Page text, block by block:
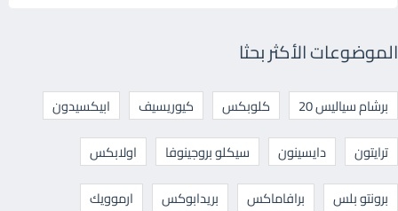
الموضوعات الأكثر بحثا
برشام سياليس 20 كلوبكس كيوريسيف
ابيكسيدون
ترايتون
دايسينون سيكلو بروجينوفا
اولابكس
برونتو بلس
برافاماكس بريدابوكس
ارموويك